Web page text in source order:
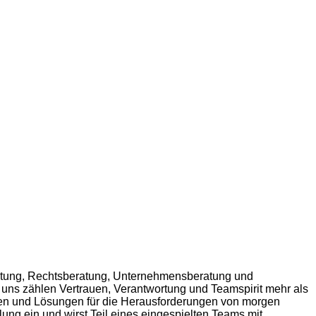
Rechtsberatung, Unternehmensberatung und
zählen Vertrauen, Verantwortung und Teamspirit mehr als
und Lösungen für die Herausforderungen von morgen